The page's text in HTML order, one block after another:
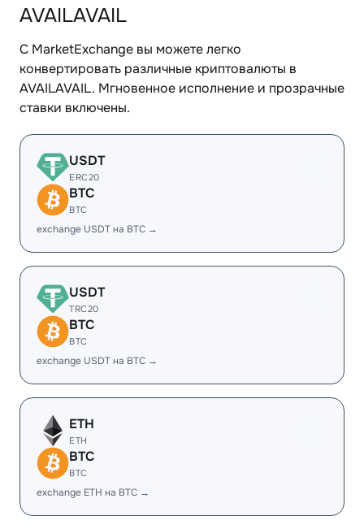
AVAILAVAIL
С MarketExchange вы можете легко
конвертировать различные криптовалюты в
AVAILAVAIL. Мгновенное исполнение и прозрачные
ставки включены.
USDT
ERC20
BTC
BTC
exchange USDT на BTC →
USDT
TRC20
BTC
BTC
exchange USDT на BTC →
ETH
ETH
BTC
BTC
exchange ETH на BTC →